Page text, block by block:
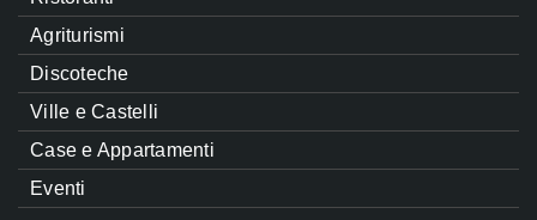
Agriturismi
Discoteche
Ville e Castelli
Case e Appartamenti
Eventi